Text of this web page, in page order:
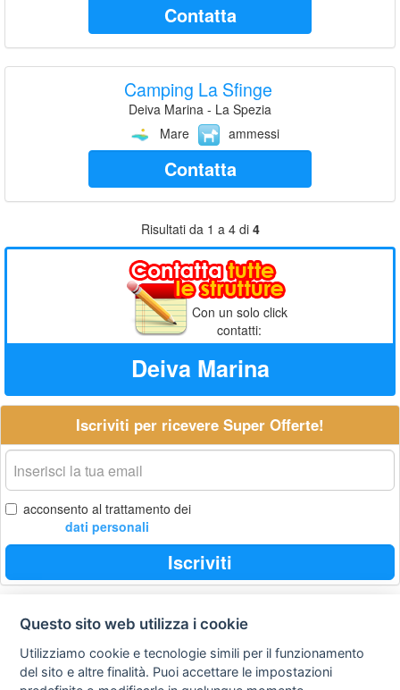
Contatta
Camping La Sfinge
Deiva Marina - La Spezia
Mare
ammessi
Contatta
Risultati da 1 a 4 di 4
Con un solo click
contatti:
Deiva Marina
Iscriviti per ricevere Super Offerte!
La
tua
email
acconsento al trattamento dei
dati personali
Iscriviti
policy
legale
Questo sito web utilizza i cookie
Utilizziamo cookie e tecnologie simili per il funzionamento
del sito e altre finalità. Puoi accettare le impostazioni